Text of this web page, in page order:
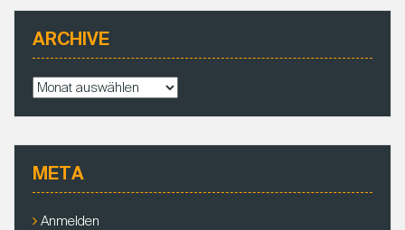
ARCHIVE
A
h
i
v
META
Anmelden